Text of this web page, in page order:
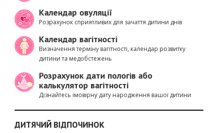
Календар овуляції
Розрахунок сприятливих для зачаття дитини днів
Календар вагітності
Визначення терміну вагітності, календар розвитку
дитини та медобстежень
Розрахунок дати пологів або
калькулятор вагітності
Дізнайтесь імовірну дату народження вашої дитини
ДИТЯЧИЙ ВІДПОЧИНОК